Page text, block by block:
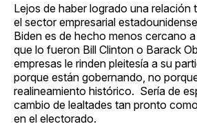
Lejos de haber logrado una relación
el sector empresarial
Biden es de hecho menos cercano a
que lo fueron Bill Clinton o Barack
empresas le rinden pleitesía a su
porque están gobernando, no
realineamiento histórico. Sería de
cambio de lealtades tan pronto
en el electorado.